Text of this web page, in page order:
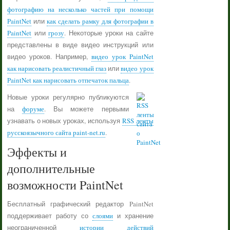
фотографию на несколько частей при помощи
PaintNetили как сделать рамку для фотографии в
PaintNetилигрозу. Некоторые уроки на сайте
представлены в виде видео инструкций или
видео уроков. Например, видео урок PaintNet
как нарисовать реалистичный глаз иливидео урок
PaintNet как нарисовать отпечаток пальца.
Новые уроки регулярно публикуются
нафоруме. Вы можете первыми
узнавать о новых уроках, используя RSS ленты
русскоязычного сайта paint-net.ru.
Эффекты и
дополнительные
возможности PaintNet
Бесплатный графический редактор PaintNet
поддерживает работу со слоямии хранение
неограниченной истории действий